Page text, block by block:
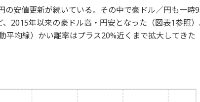
の安値更新が続いている。その中で豪ドル／円も一時
2015年以来の豪ドル高・円安となった（図表1参照
平均線）かい離率はプラス20%近くまで拡大してきた